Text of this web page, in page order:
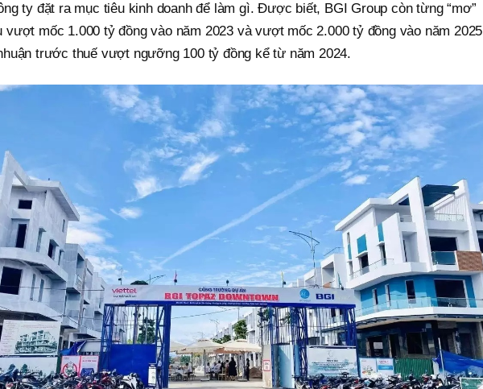
ty đặt ra mục tiêu kinh doanh để làm gì. Được biết, BGI Group còn từng “mơ”
vượt mốc 1.000 tỷ đồng vào năm 2023 và vượt mốc 2.000 tỷ đồng vào năm 2025
trước thuế vượt ngưỡng 100 tỷ đồng kể từ năm 2024.